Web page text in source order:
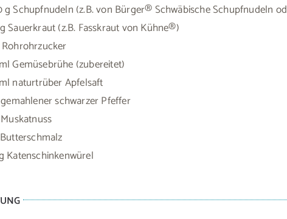
g Schupfnudeln (z.B. von Bürger® Schwäbische Schupfnudeln
Sauerkraut (z.B. Fasskraut von Kühne®)
Gemüsebrühe (zubereitet)
naturtrüber Apfelsaft
schwarzer Pfeffer
Katenschinkenwürel